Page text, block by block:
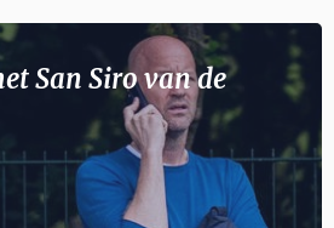
San Siro van de